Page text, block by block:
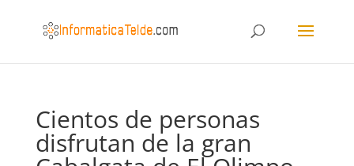
Cientos de personas
disfrutan de la gran